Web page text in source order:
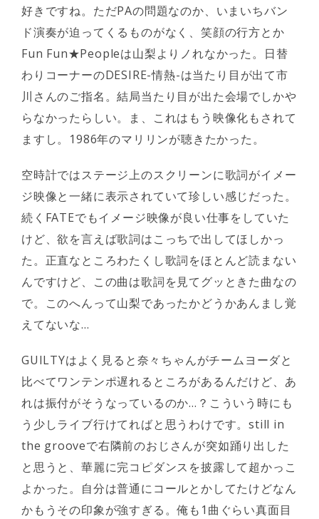
好きですね。ただPAの問題なのか、いまいちバン
ド演奏が迫ってくるものがなく、笑顔の行方とか
Fun Fun★Peopleは山梨よりノれなかった。日替
わりコーナーのDESIRE-情熱-は当たり目が出て市
川さんのご指名。結局当たり目が出た会場でしかや
らなかったらしい。ま、これはもう映像化もされて
ますし。1986年のマリリンが聴きたかった。
空時計ではステージ上のスクリーンに歌詞がイメー
ジ映像と一緒に表示されていて珍しい感じだった。
続くFATEでもイメージ映像が良い仕事をしていた
けど、欲を言えば歌詞はこっちで出してほしかっ
た。正直なところわたくし歌詞をほとんど読まない
んですけど、この曲は歌詞を見てグッときた曲なの
で。このへんって山梨であったかどうかあんまし覚
えてないな…
GUILTYはよく見ると奈々ちゃんがチームヨーダと
比べてワンテンポ遅れるところがあるんだけど、あ
れは振付がそうなっているのか…？こういう時にも
う少しライブ行けてればと思うわけです。still in
the grooveで右隣前のおじさんが突如踊り出した
と思うと、華麗に完コピダンスを披露して超かっこ
よかった。自分は普通にコールとかしてたけどなん
かもうその印象が強すぎる。俺も1曲ぐらい真面目